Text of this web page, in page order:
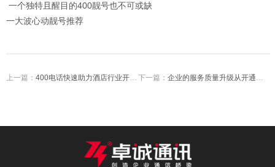
一个独特且醒目的400靓号也不可或缺
一大波心动靓号推荐
上一篇： 400电话快速助力酒店行业开启优质话务服务！ 下一篇：企业的服务质量升级从开通全国服务热线400电话开始